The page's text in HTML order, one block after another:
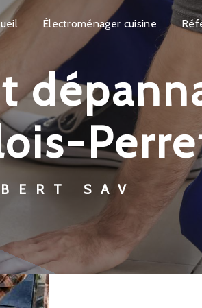
Électroménager cuisine
SAV